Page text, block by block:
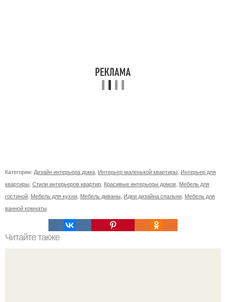
Категории: Дизайн интерьера дома Интерьер маленькой квартиры Интерьер для
квартиры Стили интерьеров квартир Красивые интерьеры домов Мебель для
гостиной Мебель для кухни Мебель диваны Идеи дизайна спальни Мебель для
ванной комнаты
Читайте также